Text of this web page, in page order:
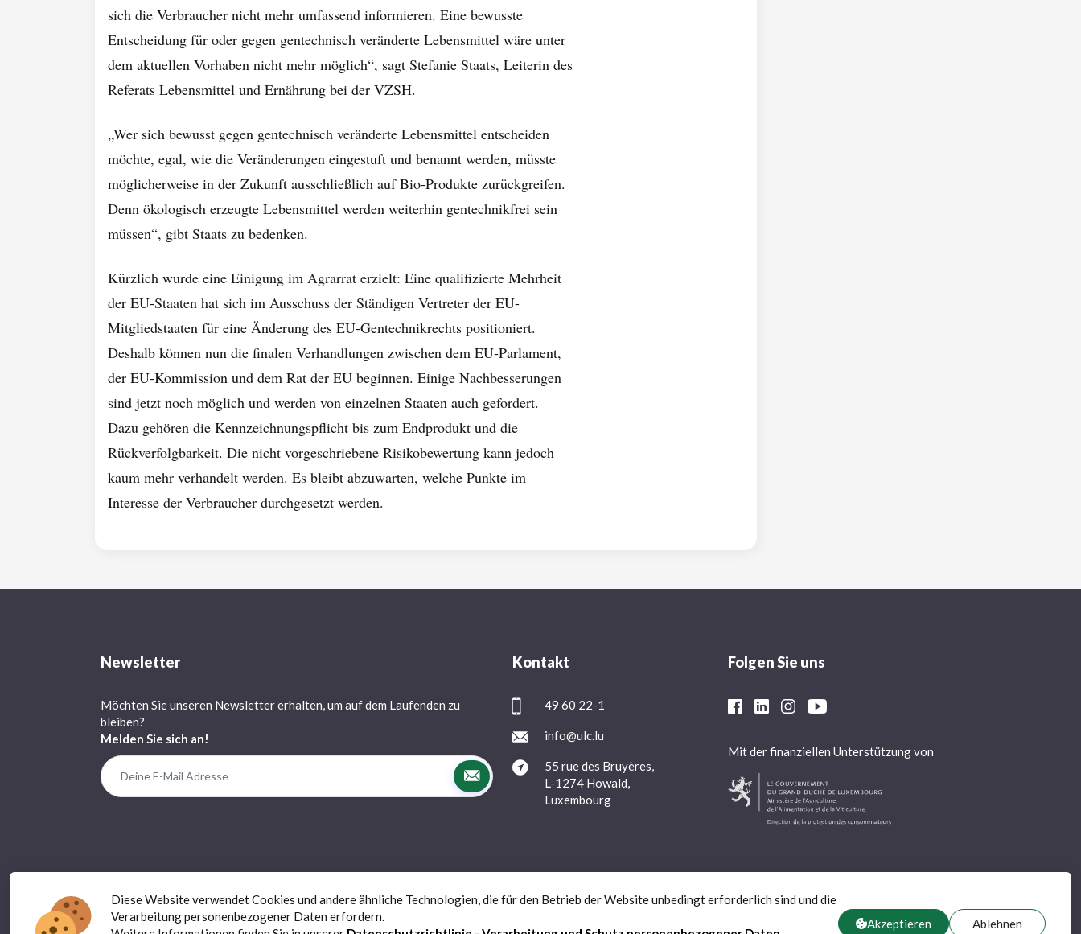
sich die Verbraucher nicht mehr umfassend informieren. Eine bewusste
Entscheidung für oder gegen gentechnisch veränderte Lebensmittel wäre unter
dem aktuellen Vorhaben nicht mehr möglich“, sagt Stefanie Staats, Leiterin des
Referats Lebensmittel und Ernährung bei der VZSH.
„Wer sich bewusst gegen gentechnisch veränderte Lebensmittel entscheiden
möchte, egal, wie die Veränderungen eingestuft und benannt werden, müsste
möglicherweise in der Zukunft ausschließlich auf Bio-Produkte zurückgreifen.
Denn ökologisch erzeugte Lebensmittel werden weiterhin gentechnikfrei sein
müssen“, gibt Staats zu bedenken.
Kürzlich wurde eine Einigung im Agrarrat erzielt: Eine qualifizierte Mehrheit
der EU-Staaten hat sich im Ausschuss der Ständigen Vertreter der EU-
Mitgliedstaaten für eine Änderung des EU-Gentechnikrechts positioniert.
Deshalb können nun die finalen Verhandlungen zwischen dem EU-Parlament,
der EU-Kommission und dem Rat der EU beginnen. Einige Nachbesserungen
sind jetzt noch möglich und werden von einzelnen Staaten auch gefordert.
Dazu gehören die Kennzeichnungspflicht bis zum Endprodukt und die
Rückverfolgbarkeit. Die nicht vorgeschriebene Risikobewertung kann jedoch
kaum mehr verhandelt werden. Es bleibt abzuwarten, welche Punkte im
Interesse der Verbraucher durchgesetzt werden.
Newsletter
Möchten Sie unseren Newsletter erhalten, um auf dem Laufenden zu
bleiben?
Melden Sie sich an!
Kontakt
49 60 22-1
info@ulc.lu
55 rue des Bruyères,
L-1274 Howald,
Luxembourg
Folgen Sie uns
Mit der finanziellen Unterstützung von
Diese Website verwendet Cookies und andere ähnliche Technologien, die für den Betrieb der Website unbedingt erforderlich sind und die
Verarbeitung personenbezogener Daten erfordern.
Akzeptieren Ablehnen